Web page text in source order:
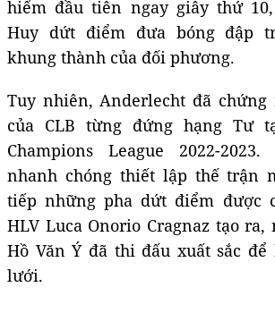
hiểm đầu tiên ngay giây thứ
Huy dứt điểm đưa bóng đập
khung thành của đối phương.
Tuy nhiên, Anderlecht đã chứng
của CLB từng đứng hạng Tư
Champions League 2022-
nhanh chóng thiết lập thế trận
tiếp những pha dứt điểm được
HLV Luca Onorio Cragnaz tạo
Hồ Văn Ý đã thi đấu xuất sắc để
lưới.